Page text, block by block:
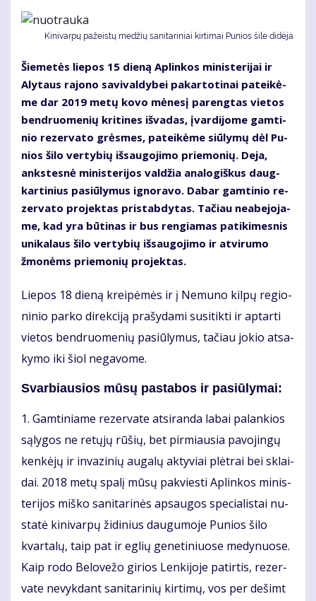
Ki­ni­var­pų pa­žeis­tų me­džių sa­ni­ta­ri­niai kir­ti­mai Pu­nios ši­le di­dė­ja.
Šie­me­tės lie­pos 15 die­ną Ap­lin­kos mi­nis­te­ri­jai ir
Aly­taus ra­jo­no sa­vi­val­dy­bei pa­kar­to­ti­nai pa­tei­kė­
me dar 2019 me­tų ko­vo mė­ne­sį pa­reng­tas vie­tos
ben­druo­me­nių kri­ti­nes iš­va­das, įvar­di­jo­me gam­ti­
nio re­zer­va­to grės­mes, pa­tei­kė­me siū­ly­mų dėl Pu­
nios ši­lo ver­ty­bių iš­sau­go­ji­mo prie­mo­nių. De­ja,
anks­tes­nė mi­nis­te­ri­jos val­džia ana­lo­giš­kus daug­
kar­ti­nius pa­siū­ly­mus ig­no­ra­vo. Da­bar gam­ti­nio re­
zer­va­to pro­jek­tas pri­stab­dy­tas. Ta­čiau ne­abe­jo­ja­
me, kad yra bū­ti­nas ir bus ren­gia­mas pa­ti­ki­mes­nis
uni­ka­laus ši­lo ver­ty­bių iš­sau­go­ji­mo ir at­vi­ru­mo
žmo­nėms prie­mo­nių pro­jek­tas.
Lie­pos 18 die­ną krei­pė­mės ir į Ne­mu­no kil­pų re­gio­
ni­nio par­ko di­rek­ci­ją pra­šy­da­mi su­si­tik­ti ir ap­tar­ti
vie­tos ben­druo­me­nių pa­siū­ly­mus, ta­čiau jo­kio at­sa­
ky­mo iki šiol ne­ga­vo­me.
Svarbiausios mū­sų pa­sta­bos ir pa­siū­ly­mai:
1. Gam­ti­nia­me re­zer­va­te at­si­ran­da la­bai pa­lan­kios
są­ly­gos ne re­tų­jų rū­šių, bet pir­miau­sia pa­vo­jin­gų
ken­kė­jų ir in­va­zi­nių au­ga­lų ak­ty­viai plėt­rai bei sklai­
dai. 2018 me­tų spa­lį mū­sų pa­kvies­ti Ap­lin­kos mi­nis­
te­ri­jos miš­ko sa­ni­ta­ri­nės ap­sau­gos spe­cia­lis­tai nu­
sta­tė ki­ni­var­pų ži­di­nius dau­gu­mo­je Pu­nios ši­lo
kvar­ta­lų, taip pat ir eg­lių ge­ne­ti­niuo­se me­dy­nuo­se.
Kaip ro­do Be­lo­ve­žo gi­rios Len­ki­jo­je pa­tir­tis, re­zer­
va­te ne­vyk­dant sa­ni­ta­ri­nių kir­ti­mų, vos per de­šimt